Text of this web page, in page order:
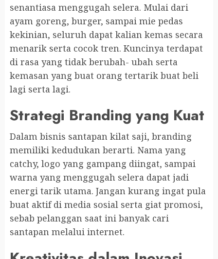
senantiasa menggugah selera. Mulai dari
ayam goreng, burger, sampai mie pedas
kekinian, seluruh dapat kalian kemas secara
menarik serta cocok tren. Kuncinya terdapat
di rasa yang tidak berubah- ubah serta
kemasan yang buat orang tertarik buat beli
lagi serta lagi.
Strategi Branding yang Kuat
Dalam bisnis santapan kilat saji, branding
memiliki kedudukan berarti. Nama yang
catchy, logo yang gampang diingat, sampai
warna yang menggugah selera dapat jadi
energi tarik utama. Jangan kurang ingat pula
buat aktif di media sosial serta giat promosi,
sebab pelanggan saat ini banyak cari
santapan melalui internet.